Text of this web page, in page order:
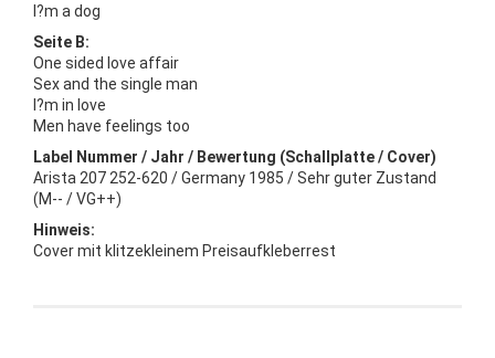
I?m a dog
Seite B:
One sided love affair
Sex and the single man
I?m in love
Men have feelings too
Label Nummer / Jahr / Bewertung (Schallplatte / Cover)
Arista 207 252-620 / Germany 1985 / Sehr guter Zustand
(M-- / VG++)
Hinweis:
Cover mit klitzekleinem Preisaufkleberrest